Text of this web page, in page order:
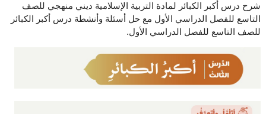
شرح درس أكبر الكبائر لمادة التربية الإسلامية ديني منهجي للصف
التاسع للفصل الدراسي الأول مع حل أسئلة وأنشطة درس أكبر الكبائر
للصف التاسع للفصل الدراسي الأول.